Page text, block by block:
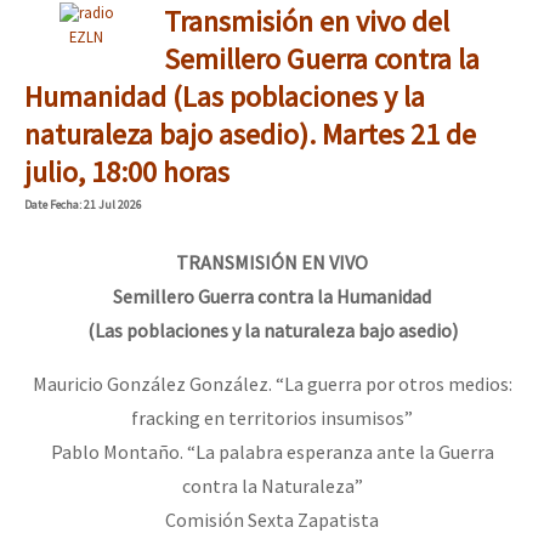
EZLN
Transmisión en vivo del
Semillero Guerra contra la
Humanidad (Las poblaciones y la
naturaleza bajo asedio). Martes 21 de
julio, 18:00 horas
DateFecha: 21 Jul 2026
TRANSMISIÓN EN VIVO
Semillero Guerra contra la Humanidad
(Las poblaciones y la naturaleza bajo asedio)
Mauricio González González. “La guerra por otros medios:
fracking en territorios insumisos”
Pablo Montaño. “La palabra esperanza ante la Guerra
contra la Naturaleza”
Comisión Sexta Zapatista